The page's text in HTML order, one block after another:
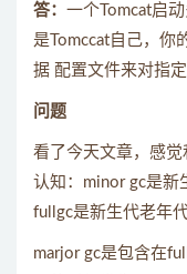
答： 一个Tomcat启
是Tomccat自己，你
据 配置文件来对指
问题
看了今天文章，感
认知：minor gc是新
fullgc是新生代老年
marjor gc是包含在